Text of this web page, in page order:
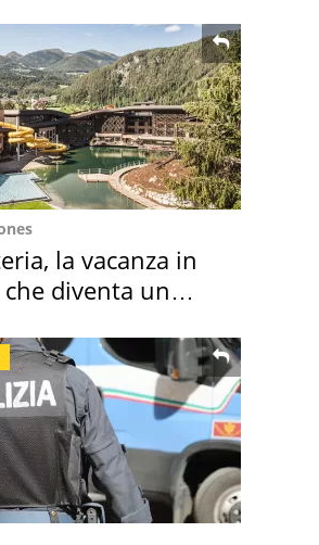
la vacanza in
diventa un